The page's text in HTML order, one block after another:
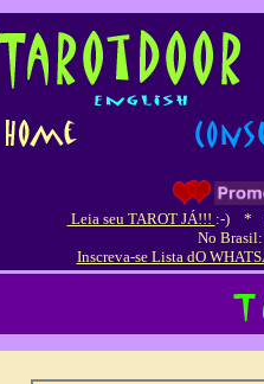
Leia seu TAROT JÁ!!! :-) *
No
Inscreva-se Lista dO